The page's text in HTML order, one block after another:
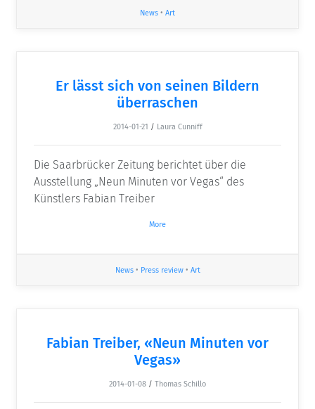
News • Art
Er lässt sich von seinen Bildern
überraschen
2014-01-21 / Laura Cunniff
Die Saarbrücker Zeitung berichtet über die
Ausstellung „Neun Minuten vor Vegas“ des
Künstlers Fabian Treiber
More
News• Press review• Art
Fabian Treiber, «Neun Minuten vor
Vegas»
2014-01-08 / Thomas Schillo